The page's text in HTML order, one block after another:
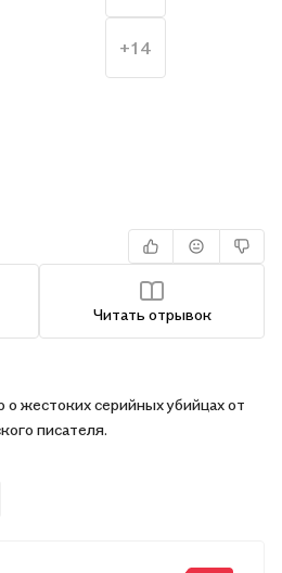
Читать отрывок
+14
жестоких серийных убийцах от
писателя.
книжки, и только её мать Сара